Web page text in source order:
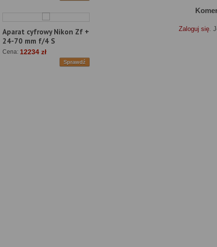
Aparat cyfrowy Nikon Zf +
24-70 mm f/4 S
Cena: 12234 zł
Sprawdź
Zaloguj się.